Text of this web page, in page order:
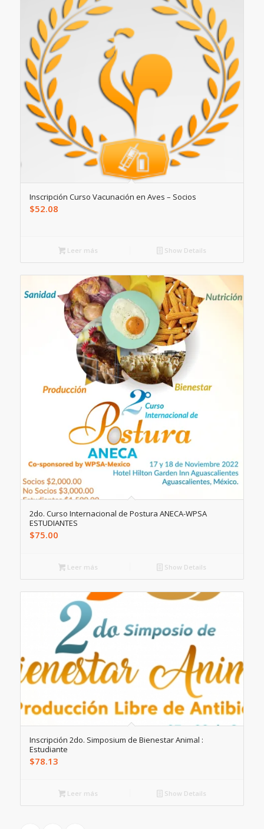
Inscripción Curso Vacunación en Aves – Socios
$52.08
Leer más Show Details
2do. Curso Internacional de Postura ANECA-WPSA
ESTUDIANTES
$75.00
Leer más Show Details
Inscripción 2do. Simposium de Bienestar Animal :
Estudiante
$78.13
Leer más Show Details